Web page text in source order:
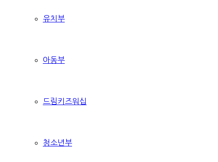
유치부
아동부
드림키즈워십
청소년부